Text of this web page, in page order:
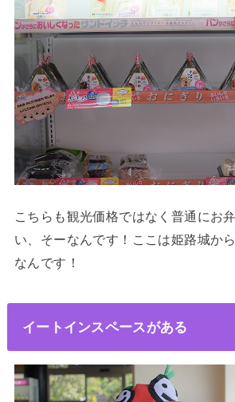
こちらも観光価格ではなく普通にお
い、そーなんです！ここは姫路城か
なんです！
イートインスペースがある